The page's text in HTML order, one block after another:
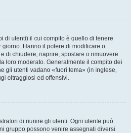
di utenti) il cui compito è quello di tenere
Hanno il potere di modificare o
di chiudere, riaprire, spostare o rimuovere
loro moderato. Generalmente il compito dei
gli utenti vadano «fuori tema» (in inglese,
oltraggiosi ed offensivi.
di riunire gli utenti. Ogni utente può
gruppo possono venire assegnati diversi